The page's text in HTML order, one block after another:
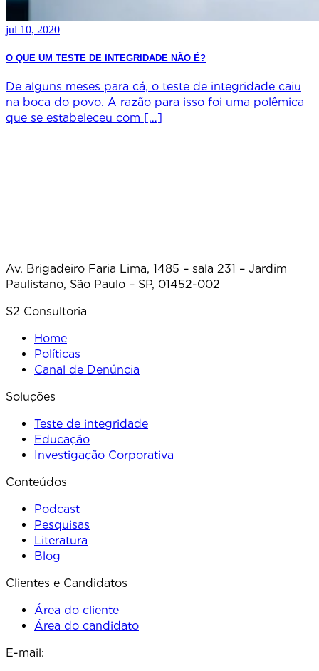
jul 10, 2020
O QUE UM TESTE DE INTEGRIDADE NÃO É?
De alguns meses para cá, o teste de integridade caiu
na boca do povo. A razão para isso foi uma polêmica
que se estabeleceu com […]
Av. Brigadeiro Faria Lima, 1485 – sala 231 – Jardim
Paulistano, São Paulo – SP, 01452-002
S2 Consultoria
Home
Políticas
Canal de Denúncia
Soluções
Teste de integridade
Educação
Investigação Corporativa
Conteúdos
Podcast
Pesquisas
Literatura
Blog
Clientes e Candidatos
Área do cliente
Área do candidato
E-mail: